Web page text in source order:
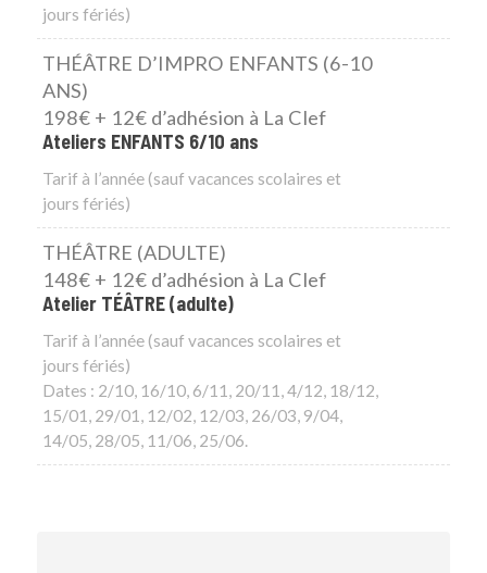
jours fériés)
THÉÂTRE D’IMPRO ENFANTS (6-10
ANS)
198€ + 12€ d’adhésion à La Clef
Ateliers ENFANTS 6/10 ans
Tarif à l’année (sauf vacances scolaires et
jours fériés)
THÉÂTRE (ADULTE)
148€ + 12€ d’adhésion à La Clef
Atelier TÉÂTRE (adulte)
Tarif à l’année (sauf vacances scolaires et
jours fériés)
Dates : 2/10, 16/10, 6/11, 20/11, 4/12, 18/12,
15/01, 29/01, 12/02, 12/03, 26/03, 9/04,
14/05, 28/05, 11/06, 25/06.